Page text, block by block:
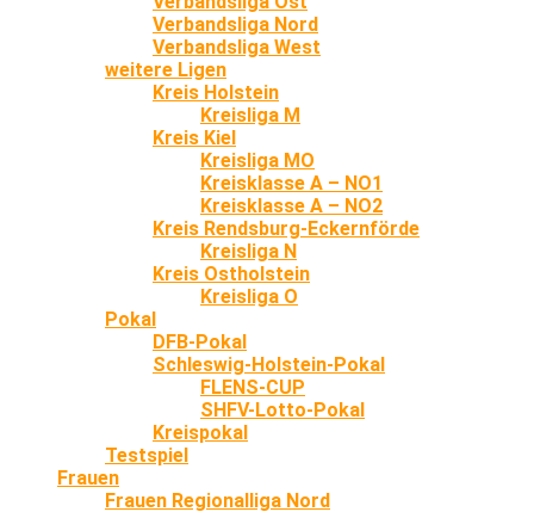
Verbandsliga Nord
Verbandsliga West
weitere Ligen
Kreis Holstein
Kreisliga M
Kreis Kiel
Kreisliga MO
Kreisklasse A – NO1
Kreisklasse A – NO2
Kreis Rendsburg-Eckernförde
Kreisliga N
Kreis Ostholstein
Kreisliga O
Pokal
DFB-Pokal
Schleswig-Holstein-Pokal
FLENS-CUP
SHFV-Lotto-Pokal
Kreispokal
Testspiel
Frauen
Frauen Regionalliga Nord